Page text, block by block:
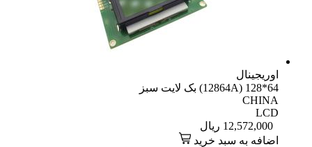
اوریجینال
64*128 (12864A) بک لایت سبز
CHINA
LCD
12,572,000 ریال
اضافه به سبد خرید